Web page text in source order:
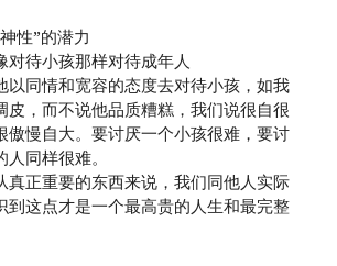
性”的潜力
对待小孩那样对待成年人
以同情和宽容的态度去对待小孩，如我
皮，而不说他品质糟糕，我们说很自很
傲慢自大。要讨厌一个小孩很难，要讨
同样很难。
真正重要的东西来说，我们同他人实际
到这点才是一个最高贵的人生和最完整